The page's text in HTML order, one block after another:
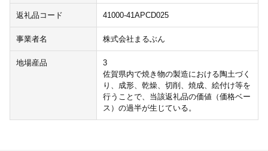
返礼品コード 41000-41APCD025
事業者名 株式会社まるぶん
地場産品
3
佐賀県内で焼き物の製造における陶土づく
り、成形、乾燥、切削、焼成、絵付け等を
行うことで、当該返礼品の価値（価格ベー
ス）の過半が生じている。